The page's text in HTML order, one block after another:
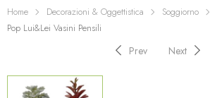
Home Decorazioni & Oggettistica Soggiorno
Pop Lui&Lei Vasini Pensili
Prev Next
OUT OF STOCK